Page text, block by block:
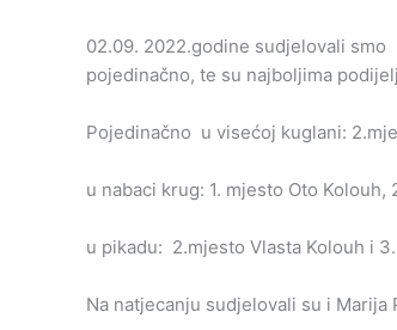
02.09. 2022.godine sudjelovali smo
pojedinačno, te su najboljima
Pojedinačno u visećoj kuglani:
u nabaci krug: 1. mjesto Oto
u pikadu: 2.mjesto Vlasta Kolouh i
Na natjecanju sudjelovali su i Marija